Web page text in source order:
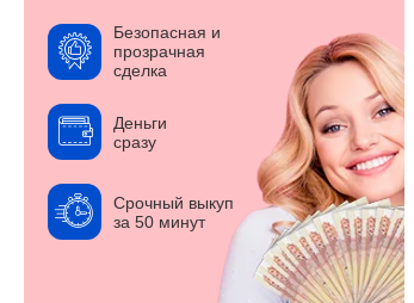
Безопасная и
прозрачная
сделка
Деньги
сразу
Срочный выкуп
за 50 минут